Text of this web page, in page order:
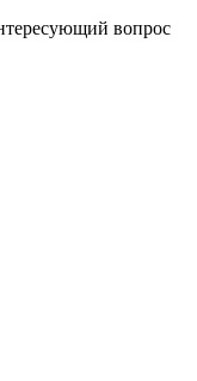
вопрос